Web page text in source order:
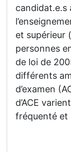
candidat.e.s
et supérieur
personnes
de loi de
différents
d’examen
d’ACE
fréquenté